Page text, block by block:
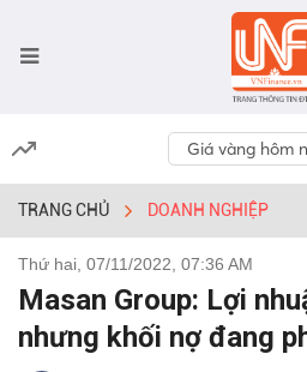
Giá vàng hôm
TRANG CHỦ DOANH NGHIỆP
Thứ hai, 07/11/2022, 07:36 AM
Masan Group: Lợi
nhưng khối nợ đang